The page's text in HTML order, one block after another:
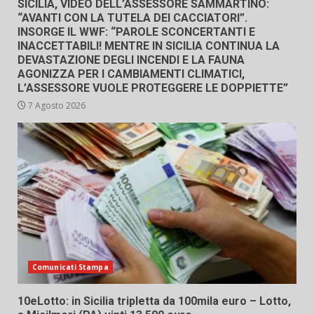
SICILIA, VIDEO DELL’ASSESSORE SAMMARTINO:
“AVANTI CON LA TUTELA DEI CACCIATORI”.
INSORGE IL WWF: “PAROLE SCONCERTANTI E
INACCETTABILI! MENTRE IN SICILIA CONTINUA LA
DEVASTAZIONE DEGLI INCENDI E LA FAUNA
AGONIZZA PER I CAMBIAMENTI CLIMATICI,
L’ASSESSORE VUOLE PROTEGGERE LE DOPPIETTE”
7 Agosto 2026
Comunicati Stampa
10eLotto: in Sicilia tripletta da 100mila euro – Lotto,